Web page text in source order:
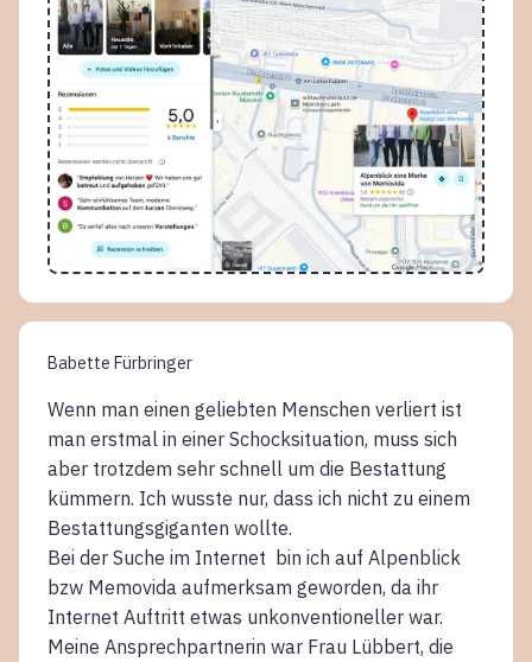
Babette Fürbringer
Wenn man einen geliebten Menschen verliert ist
man erstmal in einer Schocksituation, muss sich
aber trotzdem sehr schnell um die Bestattung
kümmern. Ich wusste nur, dass ich nicht zu einem
Bestattungsgiganten wollte.
Bei der Suche im Internet bin ich auf Alpenblick
bzw Memovida aufmerksam geworden, da ihr
Internet Auftritt etwas unkonventioneller war.
Meine Ansprechpartnerin war Frau Lübbert, die